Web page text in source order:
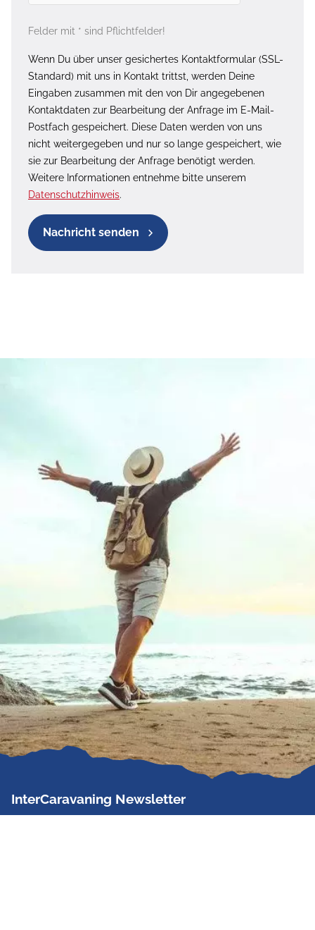
Felder mit * sind Pflichtfelder!
Wenn Du über unser gesichertes Kontaktformular (SSL-
Standard) mit uns in Kontakt trittst, werden Deine
Eingaben zusammen mit den von Dir angegebenen
Kontaktdaten zur Bearbeitung der Anfrage im E-Mail-
Postfach gespeichert. Diese Daten werden von uns
nicht weitergegeben und nur so lange gespeichert, wie
sie zur Bearbeitung der Anfrage benötigt werden.
Weitere Informationen entnehme bitte unserem
Datenschutzhinweis.
Nachricht senden
InterCaravaning Newsletter